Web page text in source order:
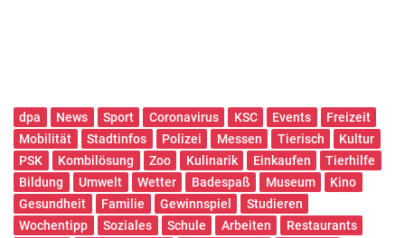
dpa News Sport Coronavirus KSC Events
Freizeit
Mobilität
Stadtinfos Polizei Messen Tierisch
Kultur
PSK
Kombilösung Zoo Kulinarik Einkaufen
Tierhilfe
Bildung
Umwelt Wetter Badespaß Museum
Kino
Gesundheit
Familie Gewinnspiel
Studieren
Wochentipp
Soziales Schule Arbeiten
Restaurants